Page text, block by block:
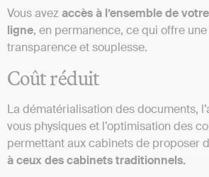
Vous avezaccès à l’ensemble de
ligne, en permanence, ce qui offre
transparence et souplesse.
Coût réduit
La dématérialisation des documents,
vous physiques et l’optimisation des
permettant aux cabinets de proposer
à ceux des cabinets traditionnels.